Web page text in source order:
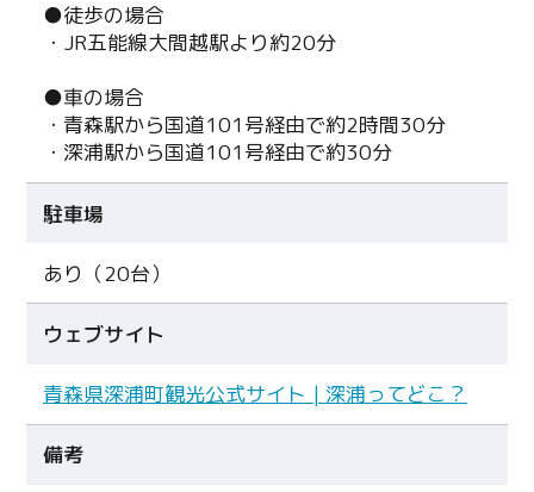
●徒歩の場合
・JR五能線大間越駅より約20分
●車の場合
・青森駅から国道101号経由で約2時間30分
・深浦駅から国道101号経由で約30分
駐車場
あり（20台）
ウェブサイト
青森県深浦町観光公式サイト | 深浦ってどこ？
備考